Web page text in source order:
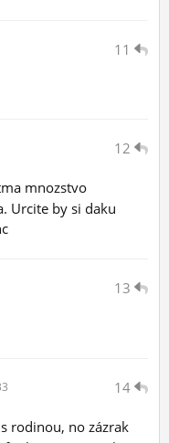
11
12
mnozstvo
Urcite by si daku
13
14
rodinou, no zázrak